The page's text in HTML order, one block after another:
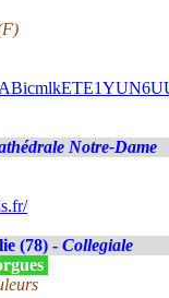
Notre-Dame
(78) - Collegiale